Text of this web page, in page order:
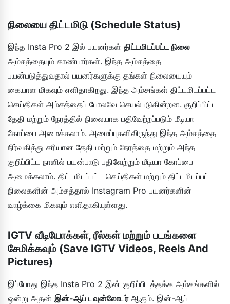
நிலையை திட்டமிடு (Schedule Status)
இந்த Insta Pro 2 இல் பயனர்கள் திட்டமிடப்பட்ட நிலை
அம்சத்தையும் காண்பார்கள். இந்த அம்சத்தை
பயன்படுத்துவதால் பயனர்களுக்கு தங்கள் நிலையையும்
கையாள மிகவும் எளிதாகிறது. இந்த அம்சங்கள் திட்டமிடப்பட்ட
செய்திகள் அம்சத்தைப் போலவே செயல்படுகின்றன. குறிப்பிட்ட
தேதி மற்றும் நேரத்தில் நிலையாக பதிவேற்றப்படும் மீடியா
கோப்பை அமைக்கலாம். அமைப்புகளிலிருந்து இந்த அம்சத்தை
நிர்வகித்து சரியான தேதி மற்றும் நேரத்தை மற்றும் அந்த
குறிப்பிட்ட நாளில் பயன்பாடு பதிவேற்றும் மீடியா கோப்பை
அமைக்கலாம். திட்டமிடப்பட்ட செய்திகள் மற்றும் திட்டமிடப்பட்ட
நிலைகளின் அம்சத்தால் Instagram Pro பயனர்களின்
வாழ்க்கை மிகவும் எளிதாகியுள்ளது.
IGTV வீடியோக்கள், ரீல்கள் மற்றும் படங்களை
சேமிக்கவும் (Save IGTV Videos, Reels And
Pictures)
இப்போது இந்த Insta Pro 2 இன் குறிப்பிடத்தக்க அம்சங்களில்
ஒன்று அதன் இன்-ஆப் டவுன்லோடர்ஆகும். இன்-ஆப்